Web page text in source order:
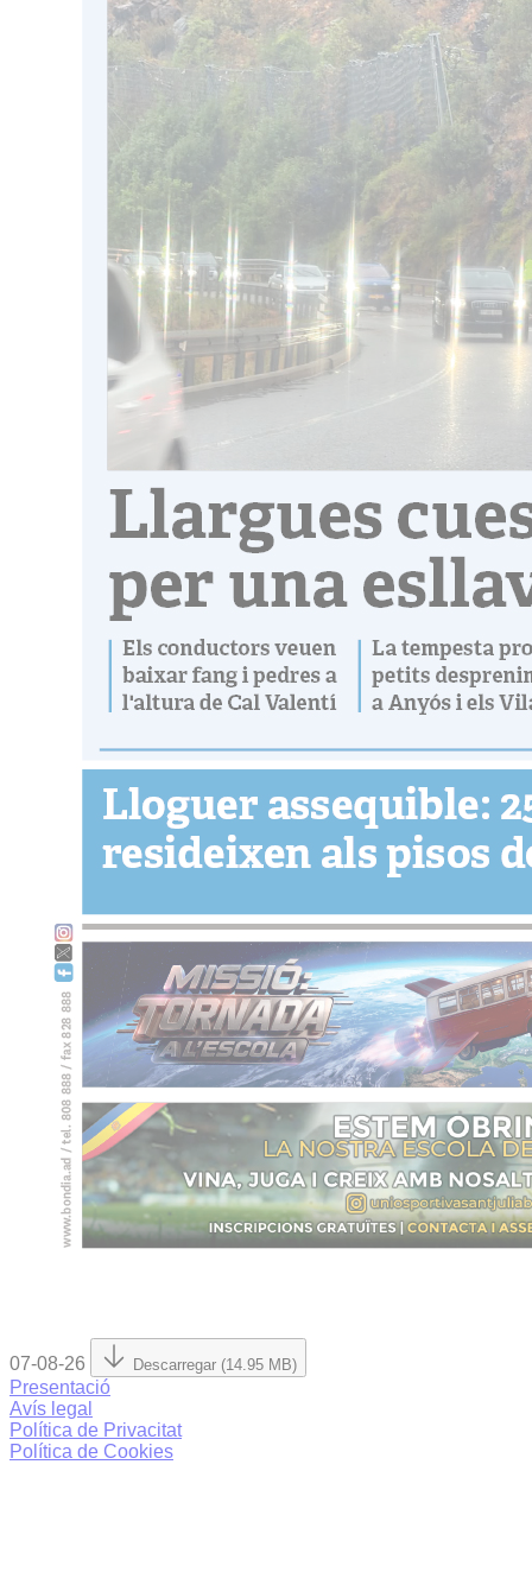
07-08-26 Descarregar (14.95 MB)
Presentació
Avís legal
Política de Privacitat
Política de Cookies